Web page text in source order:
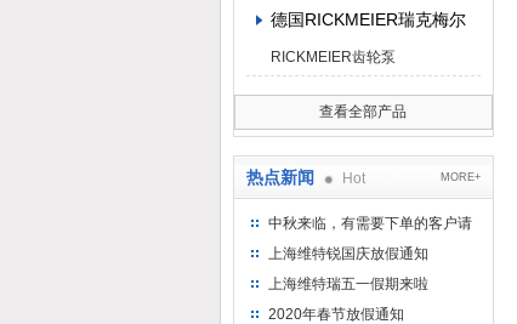
德国RICKMEIER瑞克梅尔
RICKMEIER齿轮泵
查看全部产品
热点新闻 Hot MORE+
中秋来临，有需要下单的客户请
提前下单
上海维特锐国庆放假通知
上海维特瑞五一假期来啦
2020年春节放假通知